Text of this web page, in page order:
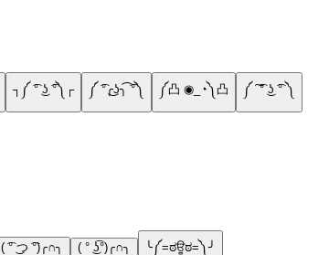
┐༼ ͡° ͜ʖ ͡°༽┌ ༼ ͡°╭͜ʖ╮͡ ͡°༽ ༼凸 ◉_◔༽凸 ༼ ͠ ͡° ͜ʖ ͡° ༽
( ͡° ͜つ ͡°)╭∩╮ ( ° ͜ʖ͡°)╭∩╮ ╰༼=ಠਊಠ=༽╯